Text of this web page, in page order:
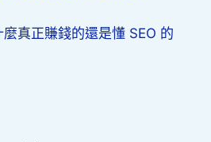
真正賺錢的還是懂 SEO 的